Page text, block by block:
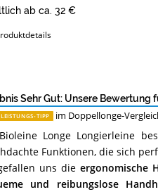
ab ca. 32 €
Sehr Gut: Unsere Bewertung
LEISTUNGS-TIPP im Doppellonge-
Longe Longierleine
Funktionen, die sich
uns die ergonomische
und reibungslose